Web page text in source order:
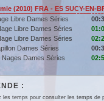
(2010) FRA - ES SUCY-EN-
Libre Dames Séries
Libre Dames Séries
Libre Dames Séries
Dames Séries
Nages Dames Séries
:
les temps pour consulter les temps de